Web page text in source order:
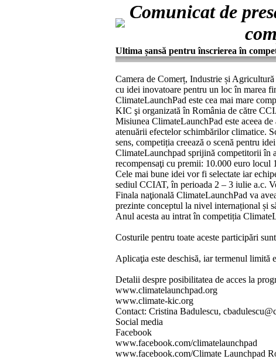
Comunicat de
Ultima șansă pentru înscrierea în
Camera de Comerț, Industrie și
cu idei inovatoare pentru un loc în marea
ClimateLaunchPad este cea mai mare
KIC şi organizată în România de către
Misiunea ClimateLaunchPad este aceea
atenuării efectelor schimbărilor climatice.
sens, competiția creează o scenă pentru
ClimateLaunchpad sprijină competitorii în
recompensaţi cu premii: 10.000 euro
Cele mai bune idei vor fi selectate iar
sediul CCIAT, în perioada 2 – 3 iulie a.c.
Finala naţională ClimateLaunchPad va
prezinte conceptul la nivel internațional și
Anul acesta au intrat în competiția
Costurile pentru toate aceste participări
Aplicaţia este deschisă, iar termenul limită
Detalii despre posibilitatea de acces la
www.climatelaunchpad.org
www.climate-kic.org
Contact: Cristina Badulescu,
Social media
Facebook
www.facebook.com/climatelaunchpad
www.facebook.com/Climate Launchpad